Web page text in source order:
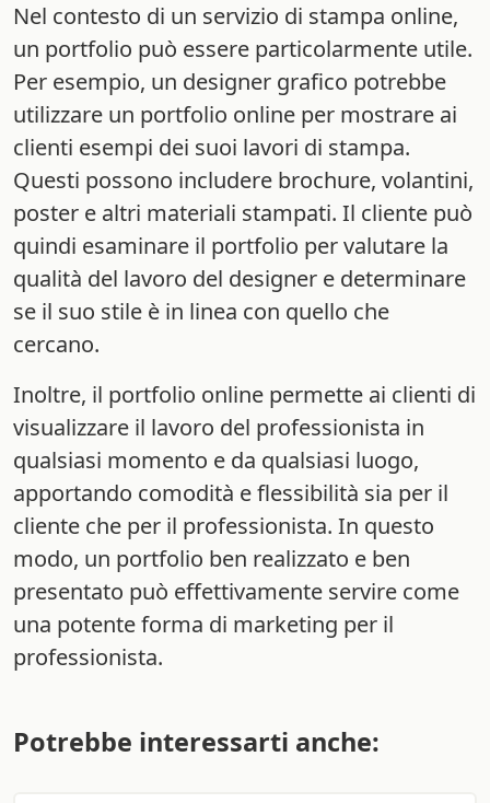
Nel contesto di un servizio di stampa online,
un portfolio può essere particolarmente utile.
Per esempio, un designer grafico potrebbe
utilizzare un portfolio online per mostrare ai
clienti esempi dei suoi lavori di stampa.
Questi possono includere brochure, volantini,
poster e altri materiali stampati. Il cliente può
quindi esaminare il portfolio per valutare la
qualità del lavoro del designer e determinare
se il suo stile è in linea con quello che
cercano.
Inoltre, il portfolio online permette ai clienti di
visualizzare il lavoro del professionista in
qualsiasi momento e da qualsiasi luogo,
apportando comodità e flessibilità sia per il
cliente che per il professionista. In questo
modo, un portfolio ben realizzato e ben
presentato può effettivamente servire come
una potente forma di marketing per il
professionista.
Potrebbe interessarti anche: